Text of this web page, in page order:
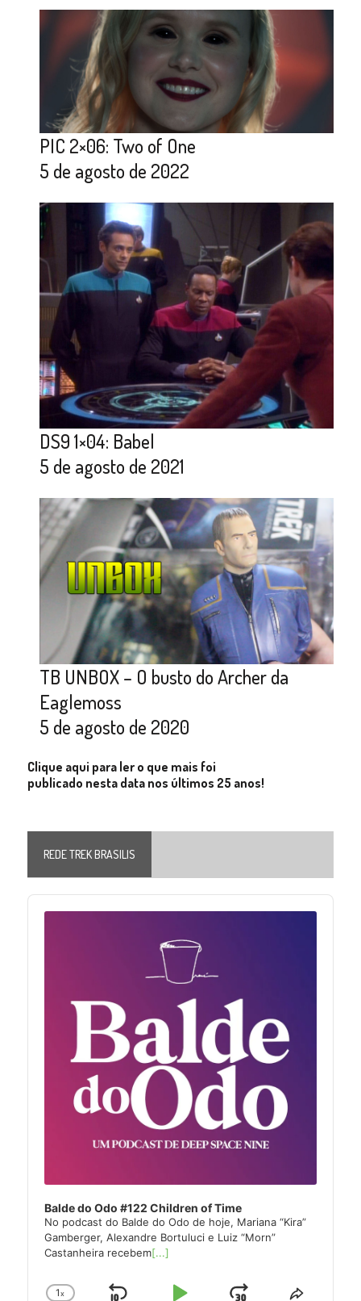
PIC 2×06: Two of One
5 de agosto de 2022
DS9 1×04: Babel
5 de agosto de 2021
TB UNBOX – O busto do Archer da
Eaglemoss
5 de agosto de 2020
Clique aqui para ler o que mais foi
publicado nesta data nos últimos 25 anos!
REDE TREK BRASILIS
Audio
Player
Balde do Odo #122 Children of Time
No podcast do Balde do Odo de hoje, Mariana “Kira”
Gamberger, Alexandre Bortuluci e Luiz “Morn”
Castanheira recebem[...]
1x